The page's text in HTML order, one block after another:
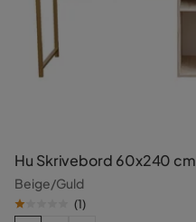
Hu Skrivebord 60x240 cm
Beige/Guld
(1)